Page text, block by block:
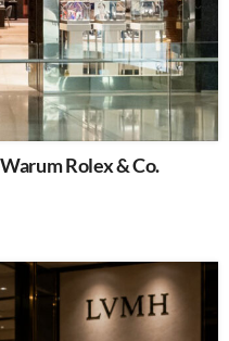
Rolex & Co.